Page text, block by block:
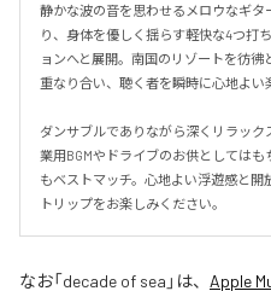
静かな波の音を思わせるメロウなギ
り、身体を優しく揺らす軽快な4つ打
ョンへと展開。南国のリゾートを彷
重なり合い、聴く者を瞬時に心地よい
ダンサブルでありながら深くリラッ
業用BGMやドライブのお供としては
もベストマッチ。心地よい浮遊感と
トリップをお楽しみください。
なお「decade of sea 」は、 Apple